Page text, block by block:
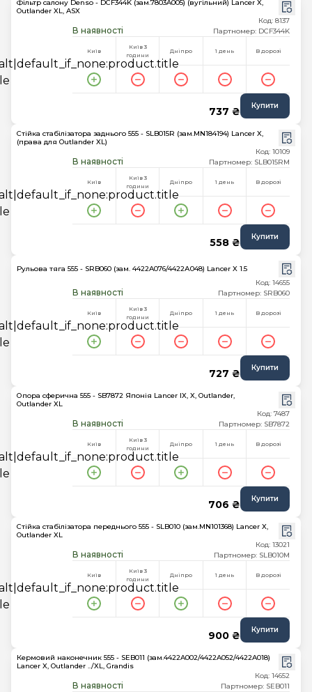
Фільтр салону Denso - DCF344K (зам.7803A005) (вугільний) Lancer X,
Outlander XL, ASX
В наявності
Код: 8137
Партномер: DCF344K
Київ
Київ 3
години
Дніпро 1 день В дорозі
737 ₴ Купити
Стійка стабілізатора заднього 555 - SLB015R (зам.MN184194) Lancer X,
(права для Outlander XL)
В наявності
Код: 10109
Партномер: SLB015RM
Київ
Київ 3
години
Дніпро 1 день В дорозі
558 ₴ Купити
Рульова тяга 555 - SRB060 (зам. 4422A076/4422А048) Lancer X 1.5
В наявності
Код: 14655
Партномер: SRB060
Київ
Київ 3
години
Дніпро 1 день В дорозі
727 ₴ Купити
Опора сферична 555 - SB7872 Японія Lancer IX, X, Outlander,
Outlander XL
В наявності
Код: 7487
Партномер: SB7872
Київ
Київ 3
години
Дніпро 1 день В дорозі
706 ₴ Купити
Стійка стабілізатора переднього 555 - SLB010 (зам.MN101368) Lancer X,
Outlander XL
В наявності
Код: 13021
Партномер: SLB010M
Київ
Київ 3
години
Дніпро 1 день В дорозі
900 ₴ Купити
Кермовий наконечник 555 - SEB011 (зам.4422A002/4422A052/4422A018)
Lancer X, Outlander ../XL, Grandis
В наявності
Код: 14652
Партномер: SEB011